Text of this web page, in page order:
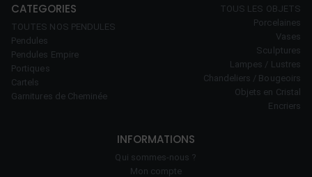
CATEGORIES
TOUTES NOS PENDULES
Pendules
Pendules Empire
Portiques
Cartels
Garnitures de Cheminée
TOUS LES OBJETS
Porcelaines
Vases
Sculptures
Lampes / Lustres
Chandeliers / Bougeoirs
Objets en Cristal
Encriers
INFORMATIONS
Qui sommes-nous ?
Mon compte